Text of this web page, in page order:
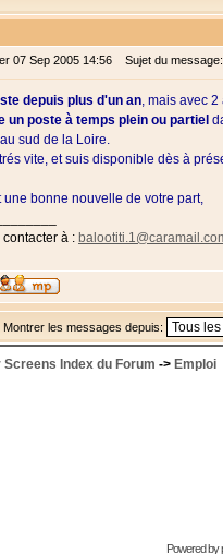
07 Sep 2005 14:56 Sujet du
depuis plus d'un an, mais avec
un poste à temps plein ou partiel
sud de la Loire.
vite, et suis disponible dès à
une bonne nouvelle de votre part,
à :
Montrer les messages depuis:
Screens Index du Forum -> Emploi
Powered by